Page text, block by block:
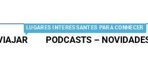
LUGARES INTERESSANTES PARA CONHECER
PODCASTS –